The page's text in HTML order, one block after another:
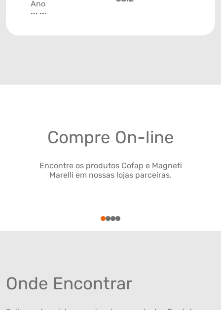
Ano
... ...
Compre On-line
Encontre os produtos Cofap e Magneti
Marelli em nossas lojas parceiras.
1234
Onde Encontrar